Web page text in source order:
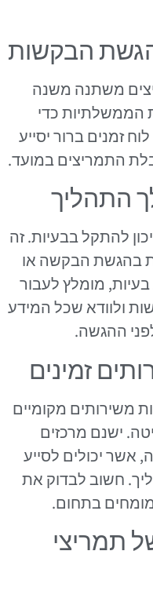
הגשת הבקשות
משתנה משנה
הממשלתיות כדי
זמנים ברור יסייע
התמריצים במועד.
התהליך
להתקל בבעיות. זה
בהגשת הבקשה או
מומלץ לעבור
ולוודא שכל המידע
ההגשה.
זמינים
משירותים מקומיים
ישנם מרכזים
אשר יכולים לסייע
חשוב לבדוק את
בתחום.
תמריצי